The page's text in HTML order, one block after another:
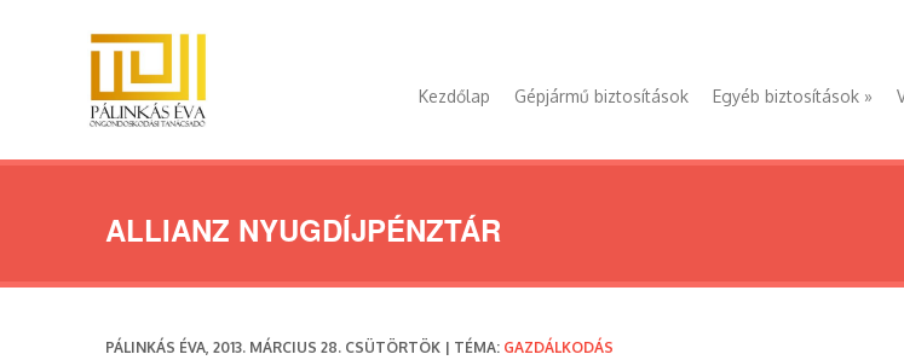
Kezdőlap Gépjármű biztosítások Egyéb biztosítások »
ALLIANZ NYUGDÍJPÉNZTÁR
PÁLINKÁS ÉVA, 2013. MÁRCIUS 28. CSÜTÖRTÖK | TÉMA: GAZDÁLKODÁS